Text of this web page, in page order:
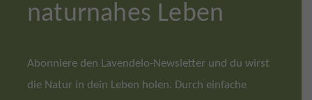
naturnahes Leben
Abonniere den Lavendelo-Newsletter und du wirst
die Natur in dein Leben holen. Durch einfache